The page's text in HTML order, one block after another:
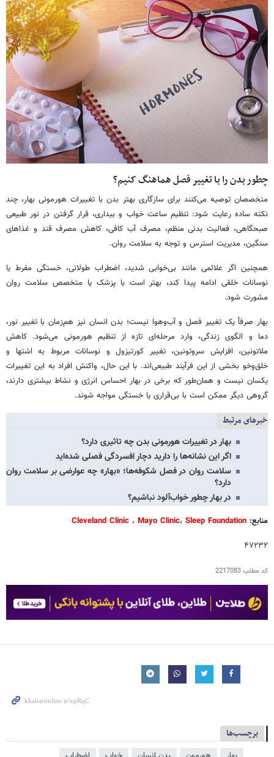
چطور بدن را با تغییر فصل هماهنگ کنیم؟
متخصصان توصیه می‌کنند برای سازگاری بهتر بدن با تغییرات هورمونی بهار، چند
نکته ساده رعایت شود: تنظیم ساعت خواب و بیداری، قرار گرفتن در نور طبیعی
صبحگاهی، فعالیت بدنی منظم، مصرف آب کافی، کاهش مصرف قند و غذاهای
سنگین، مدیریت استرس و توجه به سلامت روان.
همچنین اگر علائمی مانند بی‌خوابی شدید، اضطراب طولانی، خستگی مفرط یا
نوسانات خلقی ادامه پیدا کند، بهتر است با پزشک یا متخصص سلامت روان
مشورت شود.
بهار صرفاً یک تغییر فصل و آب‌وهوا نیست؛ بدن انسان نیز هم‌زمان با تغییر نور،
دما و الگوی زندگی، وارد مرحله‌ای تازه از تنظیم هورمونی می‌شود. کاهش
ملاتونین، افزایش سروتونین، تغییر کورتیزول و نوسانات مربوط به اشتها و
خلق‌وخو بخشی از این فرآیند طبیعی‌اند. با این حال، واکنش افراد به این تغییرات
یکسان نیست و همان‌طور که برخی در بهار احساس انرژی و نشاط بیشتری دارند،
گروهی دیگر ممکن است با بی‌قراری یا خستگی مواجه شوند.
خبرهای مرتبط
بهار در تغییرات هورمونی بدن چه تاثیری دارد؟
اگر این نشانه‌ها را دارید دچار افسردگی فصلی شده‌اید
سلامت روان در فصل شکوفه‌ها؛ «بهار» چه عوارضی بر سلامت روان
دارد؟
در بهار چطور خواب‌آلود نباشیم؟
منابع:
Cleveland Clinic ، Mayo Clinic، Sleep Foundation
۴۷۲۳۲
کد مطلب2217083
برچسب‌ها